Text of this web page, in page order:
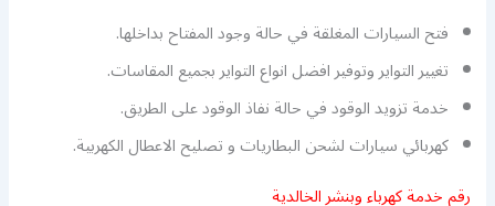
فتح السيارات المغلقة في حالة وجود المفتاح بداخلها.
تغيير التواير وتوفير افضل انواع التواير بجميع المقاسات.
خدمة تزويد الوقود في حالة نفاذ الوقود على الطريق.
كهربائي سيارات لشحن البطاريات و تصليح الاعطال الكهربية.
رقم خدمة كهرباء وبنشر الخالدية